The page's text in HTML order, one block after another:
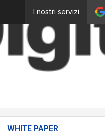
I nostri servizi
WHITE PAPER